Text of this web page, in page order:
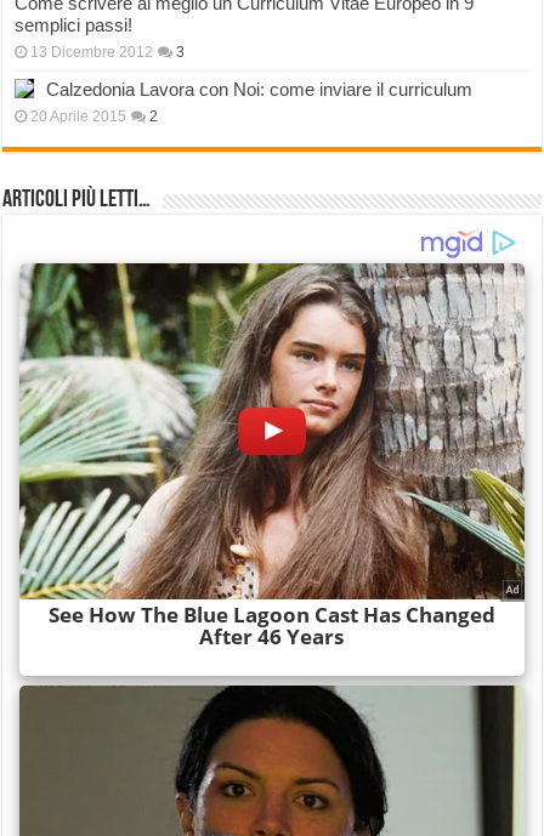
semplici passi!
13 Dicembre 2012 3
Calzedonia Lavora con Noi: come inviare il curriculum
20 Aprile 2015 2
Articoli più Letti…